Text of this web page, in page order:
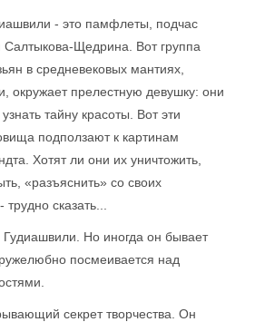
- это памфлеты, подчас
Щедрина. Вот группа
в средневековых мантиях,
окружает прелестную девушку: они
тайну красоты. Вот эти
подползают к картинам
Хотят ли они их уничтожить,
«разъяснить» со своих
сказать...
Но иногда он бывает
посмеивается над
секрет творчества. Он